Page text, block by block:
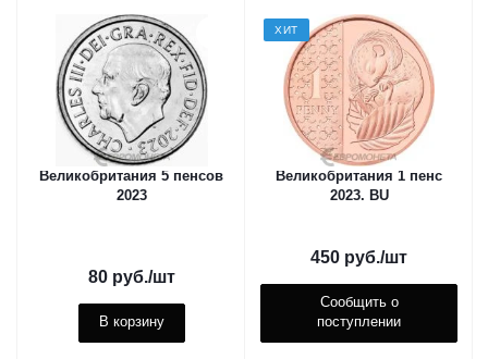
Великобритания 5 пенсов
2023
80руб./шт
В корзину
ХИТ
Великобритания 1 пенс
2023. ВU
450 руб./шт
Сообщить о
поступлении